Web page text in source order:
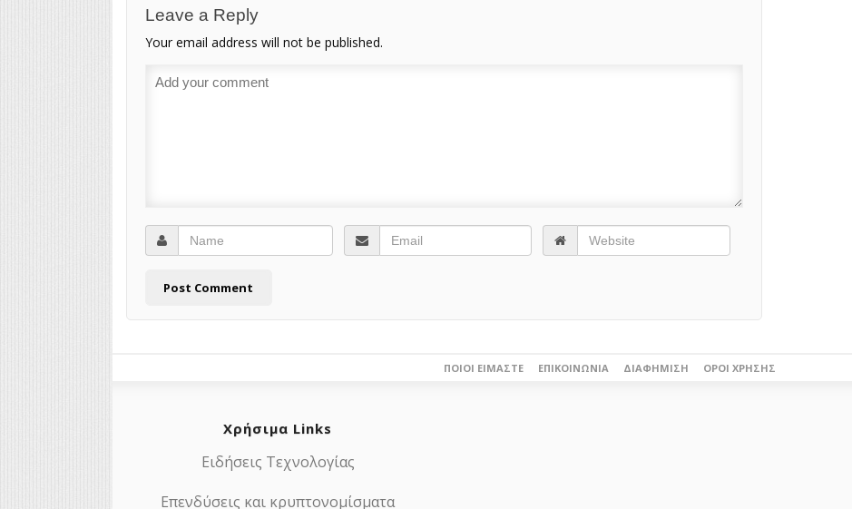
Leave a Reply
Your email address will not be published.
ΠΟΙΟΙ ΕΊΜΑΣΤΕ ΕΠΙΚΟΙΝΩΝΊΑ ΔΙΑΦΉΜΙΣΗ ΌΡΟΙ ΧΡΉΣΗΣ
Χρήσιμα Links
Ειδήσεις Τεχνολογίας
Επενδύσεις και κρυπτονομίσματα